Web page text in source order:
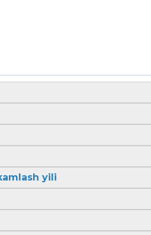
yili